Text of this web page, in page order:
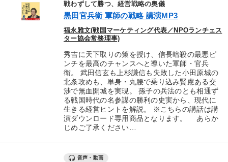
戦わずして勝つ、経営戦略の奥儀
黒田官兵衛 軍師の戦略 講演MP3
福永雅文(戦国マーケティング代表／NPOランチェス
ター協会常務理事)
秀吉に天下取りの策を授け、信長暗殺の最悪ピ
ンチを最高のチャンスへと導いた軍師・官兵
衛。 武田信玄も上杉謙信も失敗した小田原城の
北条攻めも、単身・丸腰で乗り込み賢慮ある交
渉で無血開城を実現。 孫子の兵法のとも相通ず
る戦国時代の名参謀の勝利の史実から、現代に
生きる経営ヒントを解説。 ※こちらの講話は講
演ダウンロード専用商品となります。 あらか
じめご了承ください…
音声・動画